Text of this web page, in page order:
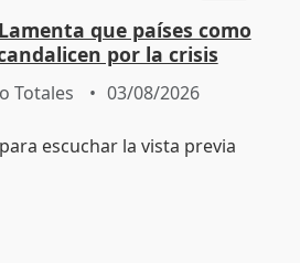
que países como
por la crisis
Totales 03/08/2026